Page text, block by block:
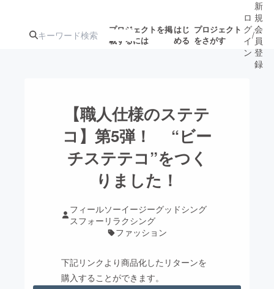
プロジェクトを掲
載するには
はじ
める
プロジェクト
をさがす
注目のリ 注目の新着プロ
ジェクト
ロジェクト
アート・写真
ビジネス・起業
ロ
グ
イ
ン
/
新
規
会
員
登
録
【職人仕様のステテ
コ】第5弾！ “ビー
チステテコ”をつく
りました！
フィールソーイージーグッドシング
スフォーリラクシング
ファッション
下記リンクより商品化したリターンを
購入することができます。